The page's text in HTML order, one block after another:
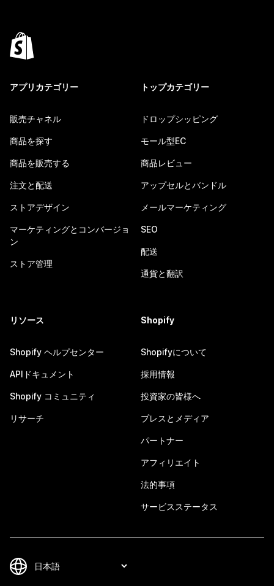
アプリカテゴリー
販売チャネル
商品を探す
商品を販売する
注文と配送
ストアデザイン
マーケティングとコンバージョ
ン
ストア管理
トップカテゴリー
ドロップシッピング
モール型EC
商品レビュー
アップセルとバンドル
メールマーケティング
SEO
配送
通貨と翻訳
リソース
Shopify ヘルプセンター
APIドキュメント
Shopify コミュニティ
リサーチ
Shopify
Shopifyについて
採用情報
投資家の皆様へ
プレスとメディア
パートナー
アフィリエイト
法的事項
サービスステータス